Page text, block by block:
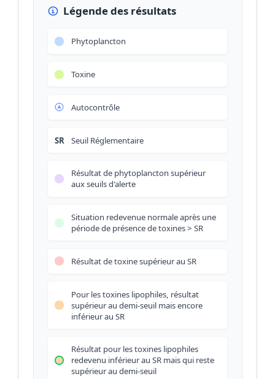
Légende des résultats
Phytoplancton
Toxine
Autocontrôle
SR Seuil Réglementaire
Résultat de phytoplancton supérieur
aux seuils d'alerte
Situation redevenue normale après une
période de présence de toxines > SR
Résultat de toxine supérieur au SR
Pour les toxines lipophiles, résultat
supérieur au demi-seuil mais encore
inférieur au SR
Résultat pour les toxines lipophiles
redevenu inférieur au SR mais qui reste
supérieur au demi-seuil